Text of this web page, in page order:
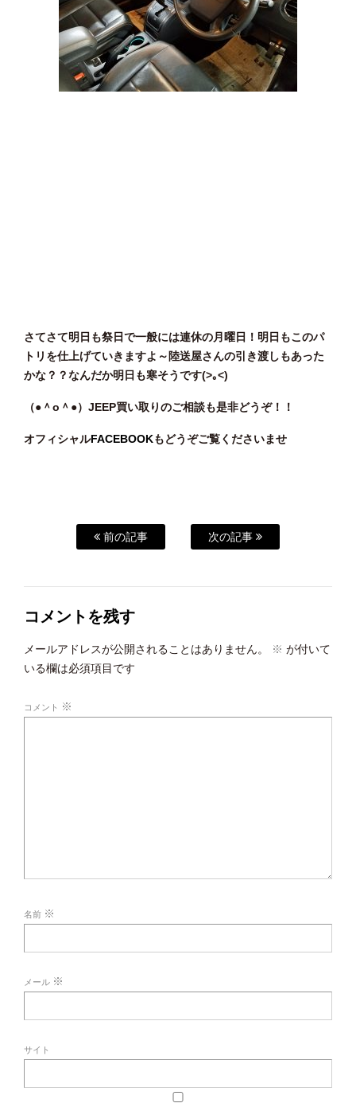
さてさて明日も祭日で一般には連休の月曜日！明日もこのパ
トリを仕上げていきますよ～陸送屋さんの引き渡しもあった
かな？？なんだか明日も寒そうです(>｡<)
（●＾o ＾●）JEEP買い取りのご相談も是非どうぞ！！
オフィシャルFACEBOOKもどうぞご覧くださいませ
前の記事 次の記事
コメントを残す
メールアドレスが公開されることはありません。 ※ が付いて
いる欄は必須項目です
コメント ※
名前 ※
メール ※
サイト